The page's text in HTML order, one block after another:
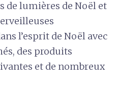
de lumières de Noël et
l’esprit de Noël avec
des produits
et de nombreux